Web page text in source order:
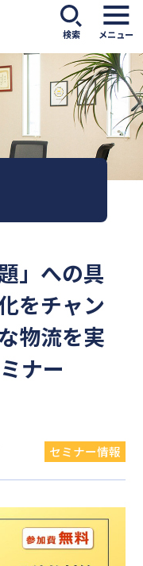
検索 メニュー
」への具
をチャン
物流を実
ナー
セミナー情報